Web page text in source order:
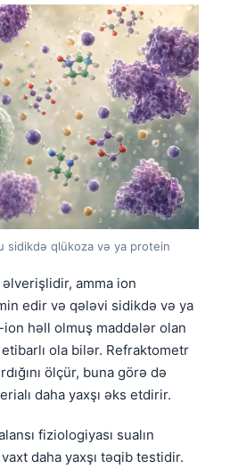
sidikdə qlükoza və ya protein
amma ion
edir və qələvi sidikdə və ya
həll olmuş maddələr olan
ola bilər. Refraktometr
ölçür, buna görə də
daha yaxşı əks etdirir.
fiziologiyası sualın
daha yaxşı təqib testidir.